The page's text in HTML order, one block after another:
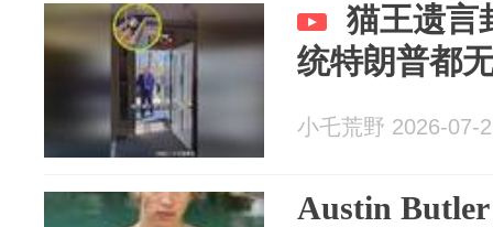
猫王遗言
统特朗普都
小乇荒野 2026-07-
Austin